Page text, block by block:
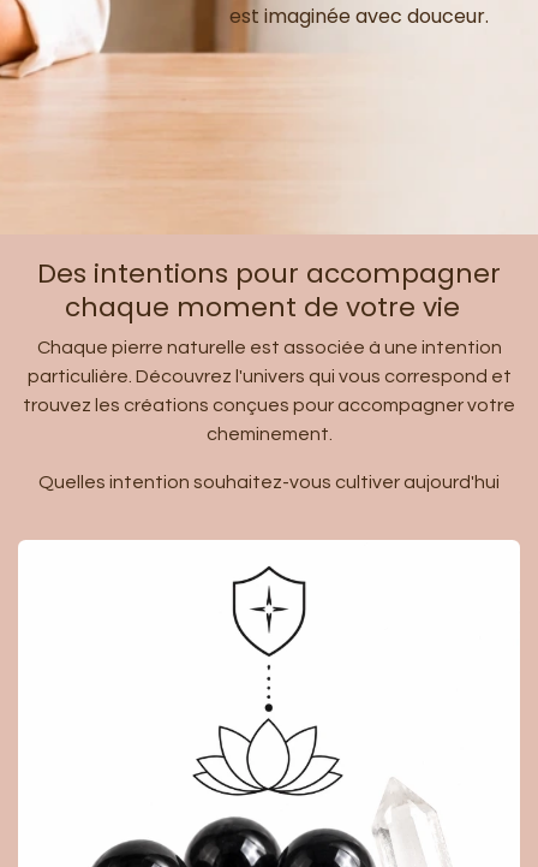
est imaginée avec douceur.
Des intentions pour accompagner
chaque moment de votre vie
Chaque pierre naturelle est associée à une intention
particulière. Découvrez l'univers qui vous correspond et
trouvez les créations conçues pour accompagner votre
cheminement.
Quelles intention souhaitez-vous cultiver aujourd'hui